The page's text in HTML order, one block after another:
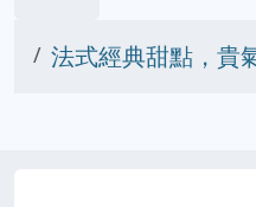
法式經典甜點，貴